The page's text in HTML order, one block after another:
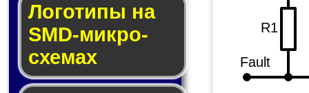
Логотипы на
SMD-мик­ро­
схе­мах
Fault
R1